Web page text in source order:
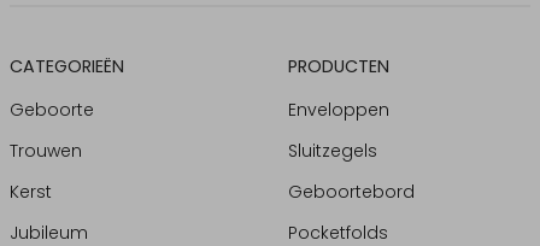
CATEGORIEËN
Geboorte
Trouwen
Kerst
Jubileum
PRODUCTEN
Enveloppen
Sluitzegels
Geboortebord
Pocketfolds